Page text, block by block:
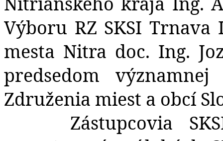
Výboru RZ SKSI
mesta Nitra doc. Ing.
predsedom
Združenia miest a obcí
Zástupcovia